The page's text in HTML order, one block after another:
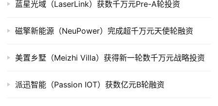
创
数
学
蓝星光域（LaserLink）获数千万元Pre-A轮投资
磁擎新能源（NeuPower）完成超千万元天使轮融资
美置乡墅（Meizhi Villa）获得新一轮数千万元战略投资
派迅智能（Passion IOT）获数亿元B轮融资